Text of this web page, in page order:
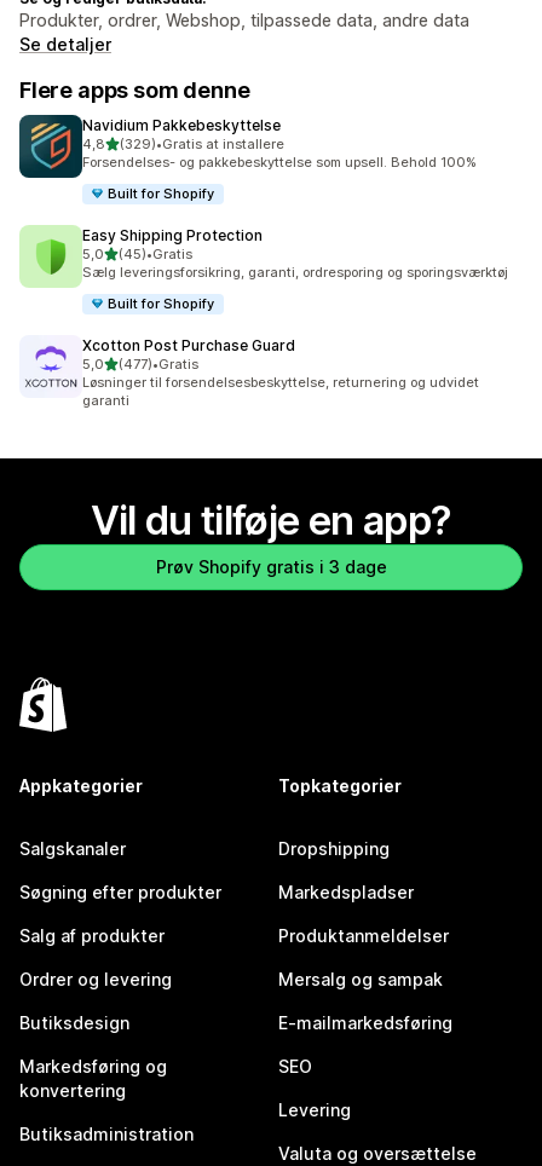
Produkter, ordrer, Webshop, tilpassede data, andre data
Se detaljer
Flere apps som denne
Navidium Pakkebeskyttelse
4,8ud af 5 stjerner
(329)
329 anmeldelser i alt
•Gratis at installere
Forsendelses- og pakkebeskyttelse som upsell. Behold 100%
Built for Shopify
Easy Shipping Protection
5,0ud af 5 stjerner
(45)
45 anmeldelser i alt
•Gratis
Sælg leveringsforsikring, garanti, ordresporing og sporingsværktøj
Built for Shopify
Xcotton Post Purchase Guard
5,0ud af 5 stjerner
(477)
477 anmeldelser i alt
•Gratis
Løsninger til forsendelsesbeskyttelse, returnering og udvidet
garanti
Vil du tilføje en app?
Prøv Shopify gratis i 3 dage
Appkategorier
Salgskanaler
Søgning efter produkter
Salg af produkter
Ordrer og levering
Butiksdesign
Markedsføring og
konvertering
Butiksadministration
Topkategorier
Dropshipping
Markedspladser
Produktanmeldelser
Mersalg og sampak
E-mailmarkedsføring
SEO
Levering
Valuta og oversættelse